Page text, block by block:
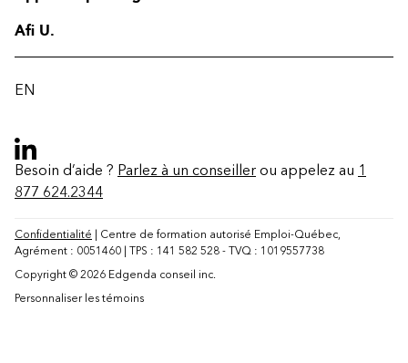
Contact
Afi U.
EN
Besoin d’aide ? Parlez à un conseiller ou appelez au 1
877 624.2344
Confidentialité | Centre de formation autorisé Emploi-Québec,
Agrément : 0051460 | TPS : 141 582 528 - TVQ : 1019557738
Copyright © 2026 Edgenda conseil inc.
Personnaliser les témoins